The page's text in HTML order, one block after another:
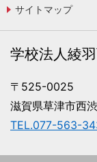
サイトマップ
学校法人綾
〒525-0025
滋賀県草津市西
TEL.077-563-